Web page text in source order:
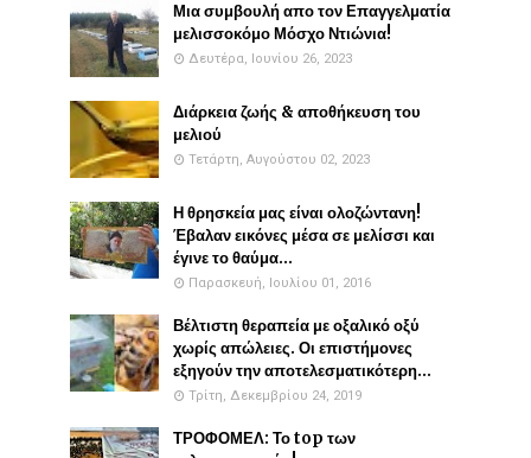
Μια συμβουλή απο τον Επαγγελματία
μελισσοκόμο Μόσχο Ντιώνια!
Δευτέρα, Ιουνίου 26, 2023
Διάρκεια ζωής & αποθήκευση του
μελιού
Τετάρτη, Αυγούστου 02, 2023
Η θρησκεία μας είναι ολοζώντανη!
Έβαλαν εικόνες μέσα σε μελίσσι και
έγινε το θαύμα...
Παρασκευή, Ιουλίου 01, 2016
Βέλτιστη θεραπεία με οξαλικό οξύ
χωρίς απώλειες. Οι επιστήμονες
εξηγούν την αποτελεσματικότερη...
Τρίτη, Δεκεμβρίου 24, 2019
ΤΡΟΦΟΜΕΛ: Το top των